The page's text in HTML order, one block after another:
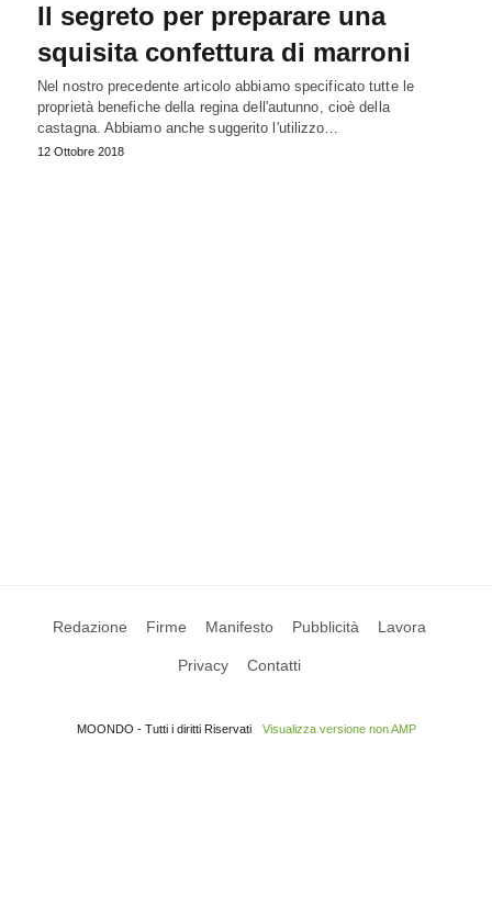
Il segreto per preparare una
squisita confettura di marroni
Nel nostro precedente articolo abbiamo specificato tutte le
proprietà benefiche della regina dell'autunno, cioè della
castagna. Abbiamo anche suggerito l'utilizzo…
12 Ottobre 2018
Redazione Firme Manifesto Pubblicità Lavora
Privacy Contatti
MOONDO - Tutti i diritti Riservati Visualizza versione non AMP